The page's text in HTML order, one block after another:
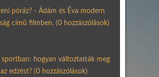
póráz? - Ádám és Éva modern
című filmben. (0 hozzászólások)
sportban: hogyan változtatták meg
edzést? (0 hozzászólások)